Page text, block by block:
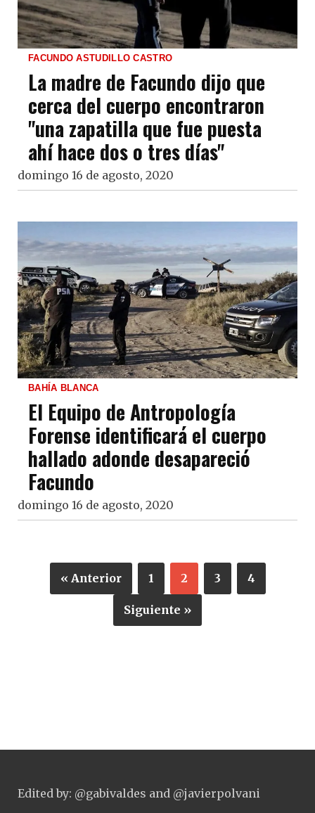
FACUNDO ASTUDILLO CASTRO
La madre de Facundo dijo que
cerca del cuerpo encontraron
"una zapatilla que fue puesta
ahí hace dos o tres días"
domingo 16 de agosto, 2020
BAHÍA BLANCA
El Equipo de Antropología
Forense identificará el cuerpo
hallado adonde desapareció
Facundo
domingo 16 de agosto, 2020
« Anterior 1 2 3 4
Siguiente »
Edited by: @gabivaldes and @javierpolvani